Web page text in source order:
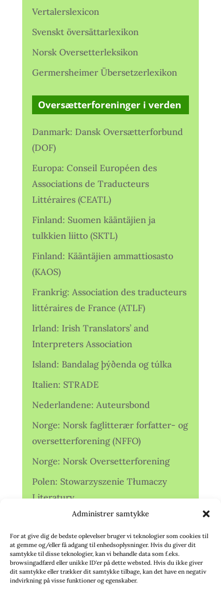
Administrer samtykke
For at give dig de bedste oplevelser bruger vi teknologier som cookies til
at gemme og/eller få adgang til enhedsoplysninger. Hvis du giver dit
samtykke til disse teknologier, kan vi behandle data som f.eks.
browsingadfærd eller unikke ID'er på dette websted. Hvis du ikke giver
dit samtykke eller trækker dit samtykke tilbage, kan det have en negativ
indvirkning på visse funktioner og egenskaber.
Vertalerslexicon
Svenskt översättarlexikon
Norsk Oversetterleksikon
Germersheimer Übersetzerlexikon
Oversætterforeninger i verden
Danmark: Dansk Oversætterforbund
(DOF)
Europa: Conseil Européen des
Associations de Traducteurs
Littéraires (CEATL)
Finland: Suomen kääntäjien ja
tulkkien liitto (SKTL)
Finland: Kääntäjien ammattiosasto
(KAOS)
Frankrig: Association des traducteurs
littéraires de France (ATLF)
Irland: Irish Translators’ and
Interpreters Association
Island: Bandalag þýðenda og túlka
Italien: STRADE
Nederlandene: Auteursbond
Norge: Norsk faglitterær forfatter- og
oversetterforening (NFFO)
Norge: Norsk Oversetterforening
Polen: Stowarzyszenie Tłumaczy
Literatury
Storbritannien: Translators
Association (TA)
Sverige: Översättarsektionen (Ö.)
Sverige: Översättarcentrum (ÖC)